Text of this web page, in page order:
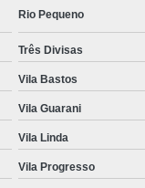
Rio Pequeno
Três Divisas
Vila Bastos
Vila Guarani
Vila Linda
Vila Progresso